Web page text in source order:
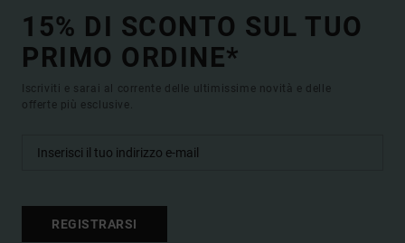
15% DI SCONTO SUL TUO
PRIMO ORDINE*
Iscriviti e sarai al corrente delle ultimissime novità e delle
offerte più esclusive.
REGISTRARSI